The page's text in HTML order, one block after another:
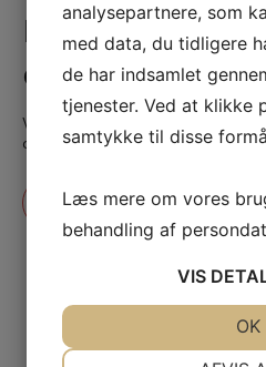
Har du brug for
dit næste
Vi kontakter dig gerne, hvis du vil
og produkter.
Kontakt os
analysepartnere, som
med data, du tidligere
de har indsamlet
tjenester. Ved at klikke
samtykke til disse
Læs mere om vores
behandling af
VIS
OK